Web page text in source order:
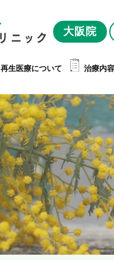
大阪院
再生医療について 治療内容